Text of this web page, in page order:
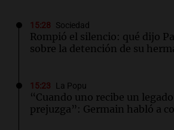
15:28 Sociedad
Rompió el silencio: qué dijo
sobre la detención de su
15:23 La Popu
“Cuando uno recibe un
prejuzga”: Germain habló a